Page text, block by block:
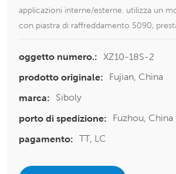
applicazioni interne/esterne. utilizza un
con piastra di raffreddamento 5090,
oggetto numero.:
XZ10-18S-2
prodotto originale:
Fujian, China
marca:
Siboly
porto di spedizione:
Fuzhou, China
pagamento: TT, LC